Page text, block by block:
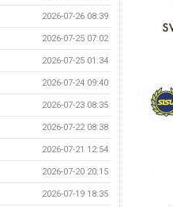
2026-07-26 08:39
2026-07-25 07:02
2026-07-25 01:34
2026-07-24 09:40
2026-07-23 08:35
2026-07-22 08:38
2026-07-21 12:54
2026-07-20 20:15
2026-07-19 18:35